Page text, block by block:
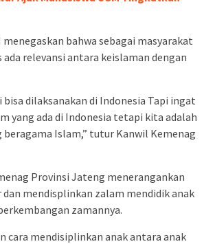
menegaskan bahwa sebagai masyarakat
ada relevansi antara keislaman dengan
bisa dilaksanakan di Indonesia Tapi ingat
yang ada di Indonesia tetapi kita adalah
beragama Islam,” tutur Kanwil Kemenag
Provinsi Jateng menerangankan
dan mendisplinkan zalam mendidik anak
zamannya.
cara mendisiplinkan anak antara anak